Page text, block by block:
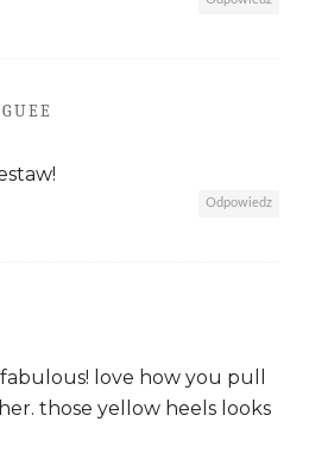
Odpowiedz
love how you pull
those yellow heels looks